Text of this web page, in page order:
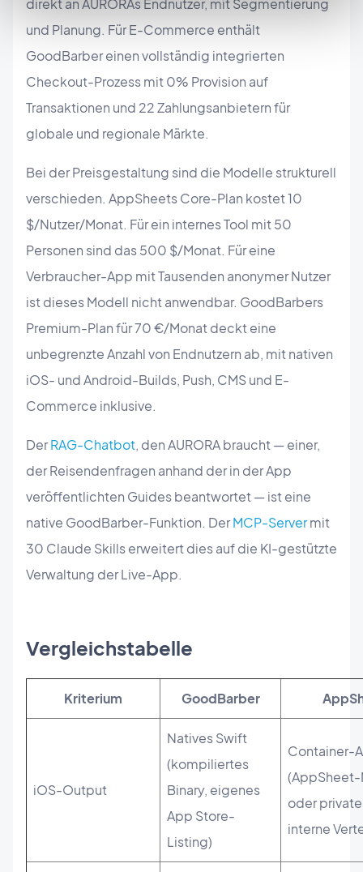
direkt an AURORAs Endnutzer, mit Segmentierung
und Planung. Für E-Commerce enthält
GoodBarber einen vollständig integrierten
Checkout-Prozess mit 0% Provision auf
Transaktionen und 22 Zahlungsanbietern für
globale und regionale Märkte.
Bei der Preisgestaltung sind die Modelle strukturell
verschieden. AppSheets Core-Plan kostet 10
$/Nutzer/Monat. Für ein internes Tool mit 50
Personen sind das 500 $/Monat. Für eine
Verbraucher-App mit Tausenden anonymer Nutzer
ist dieses Modell nicht anwendbar. GoodBarbers
Premium-Plan für 70 €/Monat deckt eine
unbegrenzte Anzahl von Endnutzern ab, mit nativen
iOS- und Android-Builds, Push, CMS und E-
Commerce inklusive.
DerRAG-Chatbot, den AURORA braucht — einer,
der Reisendenfragen anhand der in der App
veröffentlichten Guides beantwortet — ist eine
native GoodBarber-Funktion. DerMCP-Servermit
30 Claude Skills erweitert dies auf die KI-gestützte
Verwaltung der Live-App.
Vergleichstabelle
Kriterium GoodBarber
iOS-Output
Natives Swift
(kompiliertes
Binary, eigenes
App Store-
Listing)
Container-
(AppSheet-
oder
interne